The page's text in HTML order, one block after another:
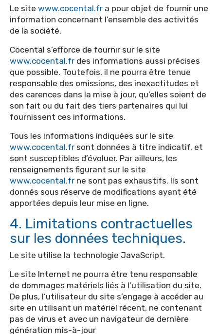
Le site www.cocental.fr a pour objet de fournir une
information concernant l’ensemble des activités
de la société.
Cocental s’efforce de fournir sur le site
www.cocental.fr des informations aussi précises
que possible. Toutefois, il ne pourra être tenue
responsable des omissions, des inexactitudes et
des carences dans la mise à jour, qu’elles soient de
son fait ou du fait des tiers partenaires qui lui
fournissent ces informations.
Tous les informations indiquées sur le site
www.cocental.fr sont données à titre indicatif, et
sont susceptibles d’évoluer. Par ailleurs, les
renseignements figurant sur le site
www.cocental.fr ne sont pas exhaustifs. Ils sont
donnés sous réserve de modifications ayant été
apportées depuis leur mise en ligne.
4. Limitations contractuelles
sur les données techniques.
Le site utilise la technologie JavaScript.
Le site Internet ne pourra être tenu responsable
de dommages matériels liés à l’utilisation du site.
De plus, l’utilisateur du site s’engage à accéder au
site en utilisant un matériel récent, ne contenant
pas de virus et avec un navigateur de dernière
génération mis-à-jour